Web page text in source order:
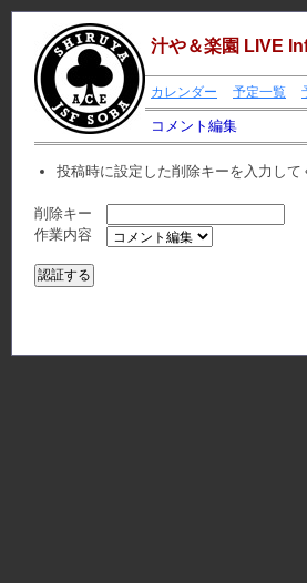
汁や＆楽園 LIVE
カレンダー 予定一覧
コメント編集
投稿時に設定した削除キーを入力して
削除キー
作業内容